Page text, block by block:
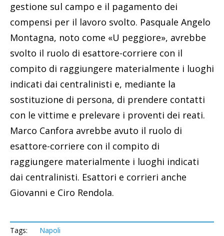
gestione sul campo e il pagamento dei
compensi per il lavoro svolto. Pasquale Angelo
Montagna, noto come «U peggiore», avrebbe
svolto il ruolo di esattore-corriere con il
compito di raggiungere materialmente i luoghi
indicati dai centralinisti e, mediante la
sostituzione di persona, di prendere contatti
con le vittime e prelevare i proventi dei reati.
Marco Canfora avrebbe avuto il ruolo di
esattore-corriere con il compito di
raggiungere materialmente i luoghi indicati
dai centralinisti. Esattori e corrieri anche
Giovanni e Ciro Rendola.
Tags: Napoli